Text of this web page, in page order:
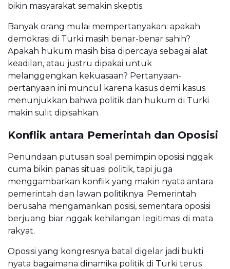
bikin masyarakat semakin skeptis.
Banyak orang mulai mempertanyakan: apakah
demokrasi di Turki masih benar-benar sahih?
Apakah hukum masih bisa dipercaya sebagai alat
keadilan, atau justru dipakai untuk
melanggengkan kekuasaan? Pertanyaan-
pertanyaan ini muncul karena kasus demi kasus
menunjukkan bahwa politik dan hukum di Turki
makin sulit dipisahkan.
Konflik antara Pemerintah dan Oposisi
Penundaan putusan soal pemimpin oposisi nggak
cuma bikin panas situasi politik, tapi juga
menggambarkan konflik yang makin nyata antara
pemerintah dan lawan politiknya. Pemerintah
berusaha mengamankan posisi, sementara oposisi
berjuang biar nggak kehilangan legitimasi di mata
rakyat.
Oposisi yang kongresnya batal digelar jadi bukti
nyata bagaimana dinamika politik di Turki terus